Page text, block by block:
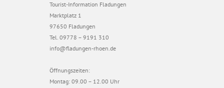
Tourist-Information Fladungen
Marktplatz 1
97650 Fladungen
Tel. 09778 – 9191 310
info@fladungen-rhoen.de
Öffnungszeiten:
Montag: 09.00 – 12.00 Uhr